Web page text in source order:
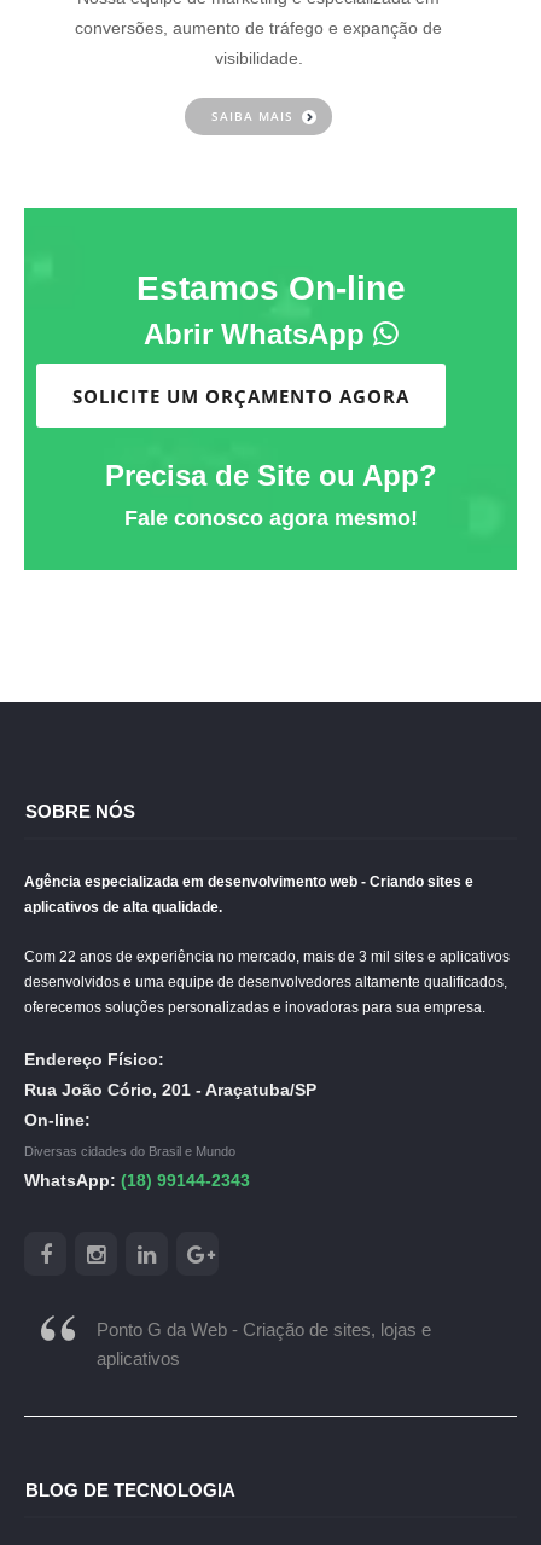
conversões, aumento de tráfego e expanção de
visibilidade.
SAIBA MAIS
Estamos On-line
Abrir WhatsApp
SOLICITE UM ORÇAMENTO AGORA
Precisa de Site ou App?
Fale conosco agora mesmo!
SOBRE NÓS
Agência especializada em desenvolvimento web - Criando sites e
aplicativos de alta qualidade.
Com 22 anos de experiência no mercado, mais de 3 mil sites e aplicativos
desenvolvidos e uma equipe de desenvolvedores altamente qualificados,
oferecemos soluções personalizadas e inovadoras para sua empresa.
Endereço Físico:
Rua João Cório, 201 - Araçatuba/SP
On-line:
Diversas cidades do Brasil e Mundo
WhatsApp: (18) 99144-2343
Ponto G da Web - Criação de sites, lojas e
aplicativos
BLOG DE TECNOLOGIA